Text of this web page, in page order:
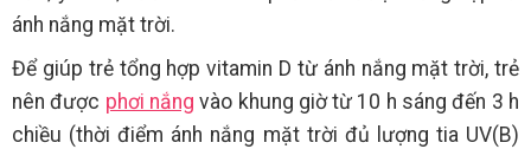
ánh nắng mặt trời.
Để giúp trẻ tổng hợp vitamin D từ ánh nắng mặt trời, trẻ
nên được phơi nắng vào khung giờ từ 10 h sáng đến 3 h
chiều (thời điểm ánh nắng mặt trời đủ lượng tia UV(B)